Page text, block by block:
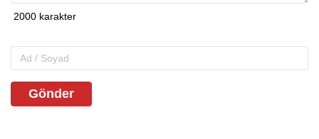
Gönder